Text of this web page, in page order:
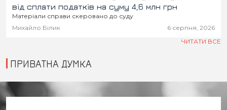
від сплати податків на суму 4,6 млн грн
Матеріали справи скеровано до суду
Михайло Білик
6 серпня, 2026
ЧИТАТИ ВСЕ
ПРИВАТНА ДУМКА